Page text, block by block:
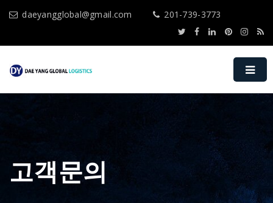
daeyangglobal@gmail.com 201-739-3773
고객문의